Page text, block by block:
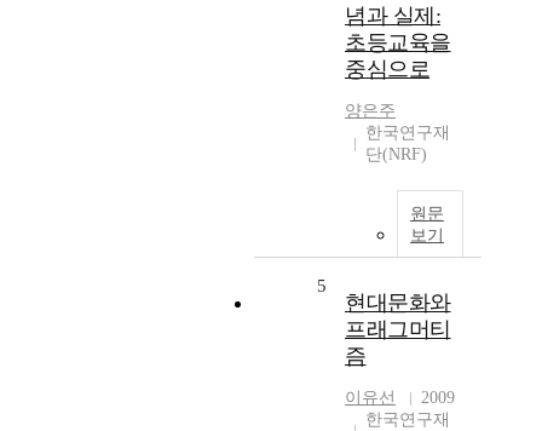
념과 실제:
초등교육을
중심으로
양은주
한국연구재
단(NRF)
원문
보기
5
현대문화와
프래그머티
즘
이유선
2009
한국연구재